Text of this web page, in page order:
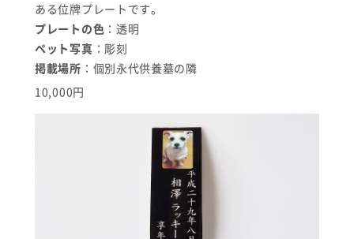
ある位牌プレートです。
プレートの色 ：透明
ペット写真 ：彫刻
掲載場所 ：個別永代供養墓の隣
10,000円